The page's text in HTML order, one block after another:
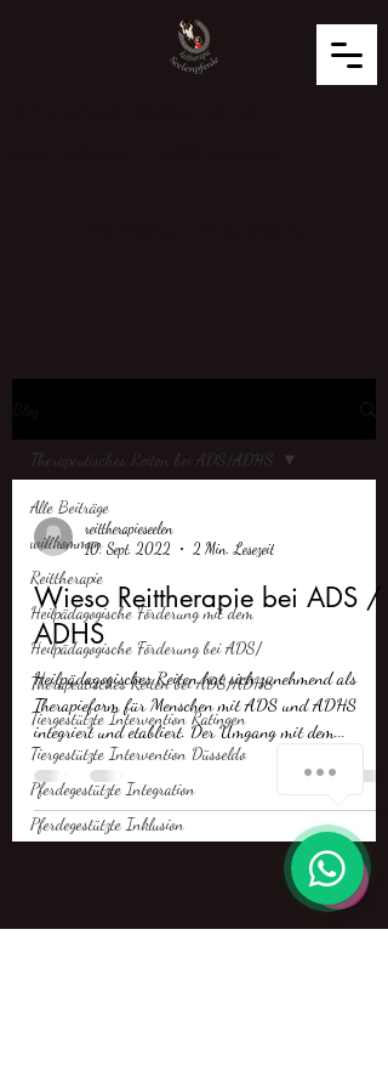
Blog
Alle Beiträge
willkommen
Reittherapie
Heilpädagogische Förderung mit dem
Heilpädagogische Förderung bei ADS/
Therapeutisches Reiten bei ADS/ADHS
Tiergestützte Intervention Ratingen
Tiergestützte Intervention Düsseldo
Pferdegestützte Integration
Pferdegestützte Inklusion
Therapeutisches Reiten bei ADS/ADHS
reittherapieseelen
10. Sept. 2022
2 Min. Lesezeit
Wieso Reittherapie bei ADS /
ADHS
Heilpädagogisches Reiten hat sich zunehmend als
Therapieform für Menschen mit ADS und ADHS
integriert und etabliert. Der Umgang mit dem...